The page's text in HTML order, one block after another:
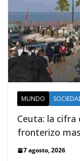
MUNDO
Ceuta: la
fronterizo
7 agosto, 2026